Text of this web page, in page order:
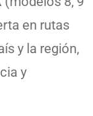
en rutas
y la región,
y